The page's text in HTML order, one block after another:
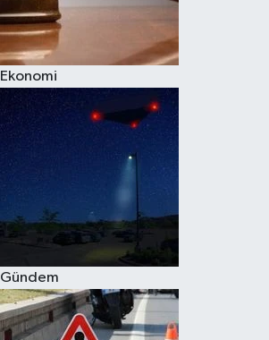
Ekonomi
Gündem
Spor
Burç Yorumları
Çocuk
Hava Durumu
Kadın
Kim kimdir?